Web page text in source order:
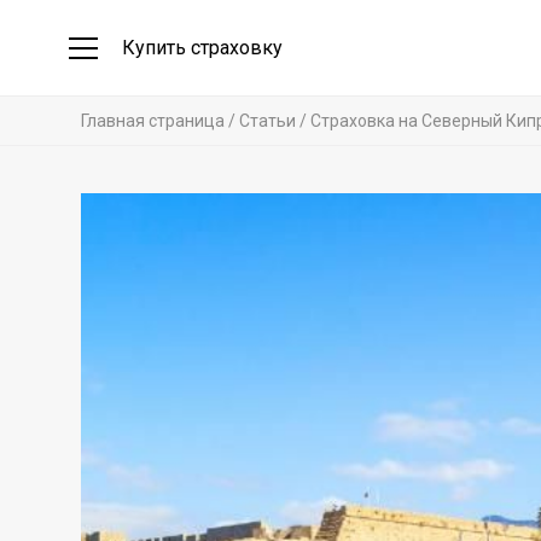
Купить страховку
Главная страница Статьи Страховка на Северный